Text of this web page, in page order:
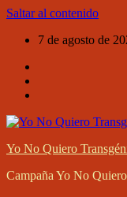
Saltar al contenido
7 de agosto de
Yo No Quiero
Campaña Yo No